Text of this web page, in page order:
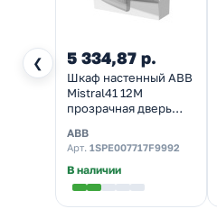
❮ 5 334,87 р.
Шкаф настенный ABB
Mistral41 12М
прозрачная дверь
(1SPE007717F0421)
ABB
Арт. 1SPE007717F9992
В наличии